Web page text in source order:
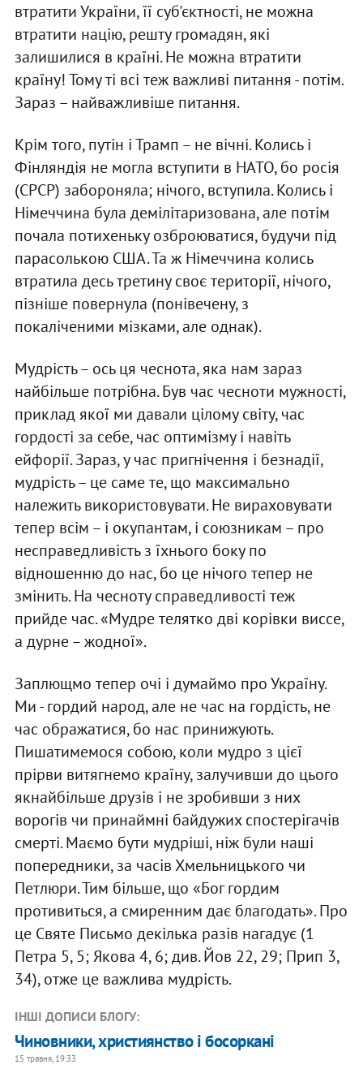
втратити України, її суб'єктності, не можна
втратити націю, решту громадян, які
залишилися в країні. Не можна втратити
країну! Тому ті всі теж важливі питання - потім.
Зараз – найважливіше питання.
Крім того, путін і Трамп – не вічні. Колись і
Фінляндія не могла вступити в НАТО, бо росія
(СРСР) забороняла; нічого, вступила. Колись і
Німеччина була демілітаризована, але потім
почала потихеньку озброюватися, будучи під
парасолькою США. Та ж Німеччина колись
втратила десь третину своє території, нічого,
пізніше повернула (понівечену, з
покаліченими мізками, але однак).
Мудрість – ось ця чеснота, яка нам зараз
найбільше потрібна. Був час чесноти мужності,
приклад якої ми давали цілому світу, час
гордості за себе, час оптимізму і навіть
ейфорії. Зараз, у час пригнічення і безнадії,
мудрість – це саме те, що максимально
належить використовувати. Не вираховувати
тепер всім – і окупантам, і союзникам – про
несправедливість з їхнього боку по
відношенню до нас, бо це нічого тепер не
змінить. На чесноту справедливості теж
прийде час. «Мудре телятко дві корівки виссе,
а дурне – жодної».
Заплющмо тепер очі і думаймо про Україну.
Ми - гордий народ, але не час на гордість, не
час ображатися, бо нас принижують.
Пишатимемося собою, коли мудро з цієї
прірви витягнемо країну, залучивши до цього
якнайбільше друзів і не зробивши з них
ворогів чи принаймні байдужих спостерігачів
смерті. Маємо бути мудріші, ніж були наші
попередники, за часів Хмельницького чи
Петлюри. Тим більше, що «Бог гордим
противиться, а смиренним дає благодать». Про
це Святе Письмо декілька разів нагадує (1
Петра 5, 5; Якова 4, 6; див. Йов 22, 29; Прип 3,
34), отже це важлива мудрість.
ІНШІ ДОПИСИ БЛОГУ:
Чиновники, християнство і босоркані
15 травня, 19:33